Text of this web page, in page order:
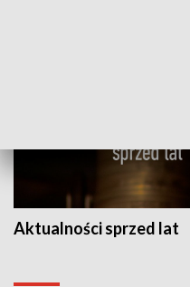
Aktualności sprzed lat